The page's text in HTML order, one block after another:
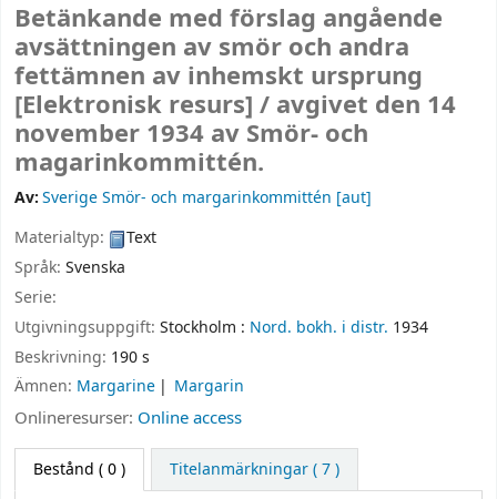
Betänkande med förslag angående
avsättningen av smör och andra
fettämnen av inhemskt ursprung
[Elektronisk resurs] / avgivet den 14
november 1934 av Smör- och
magarinkommittén.
Av:Sverige Smör- och margarinkommittén [aut]
Materialtyp:
Text
Språk: Svenska
Serie:
Utgivningsuppgift: Stockholm : Nord. bokh. i distr. 1934
Beskrivning: 190 s
Ämnen: Margarine Margarin
Onlineresurser: Online access
Bestånd ( 0 ) Titelanmärkningar ( 7 )